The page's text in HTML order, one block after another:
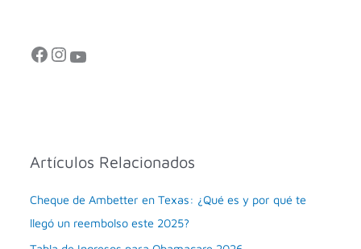
Facebook InstagramYouTube
Artículos Relacionados
Cheque de Ambetter en Texas: ¿Qué es y por qué te
llegó un reembolso este 2025?